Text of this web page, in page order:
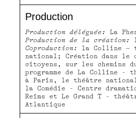
Production
Production déléguée:
La
Production de la création:
Coproduction:
la Colline –
national; Création dans le
citoyens, sur les chemins
programme de La Colline -
à Paris, le théâtre national
la Comédie - Centre
Reims et Le Grand T -
Atlantique